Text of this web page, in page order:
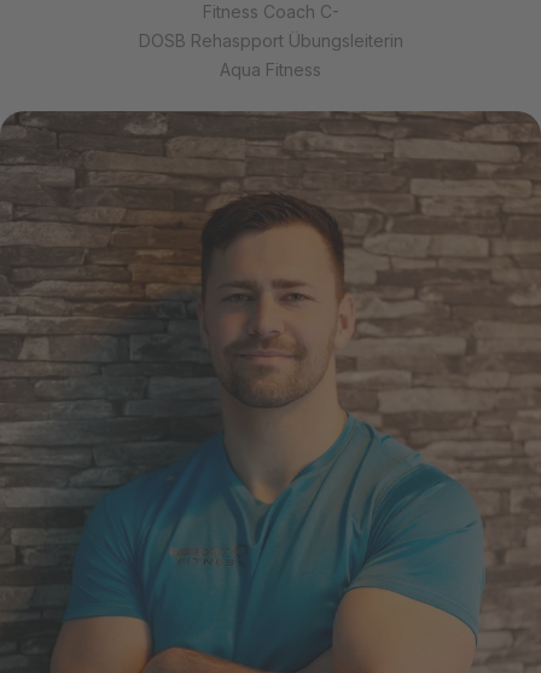
Fitness Coach C-
DOSB Rehaspport Übungsleiterin
Aqua Fitness